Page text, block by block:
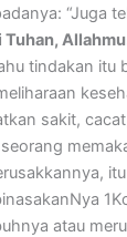
“Juga
tindakan itu
sakit,
atau